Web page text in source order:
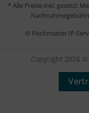
* Alle Preise inkl. gesetzl.
© Fischmaster IP-
Copyright 2026 ©